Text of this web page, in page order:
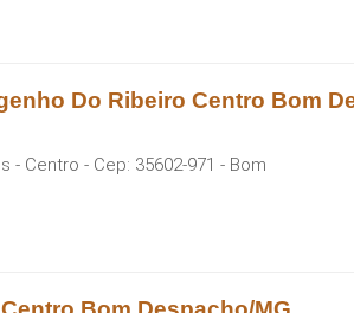
Do Ribeiro Centro Bom
- Centro - Cep: 35602-971 - Bom